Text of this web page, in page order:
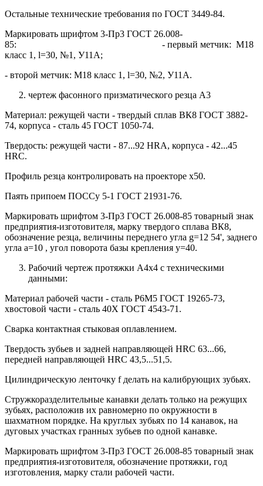
Остальные технические требования по ГОСТ 3449-84.
Маркировать шрифтом 3-Пр3 ГОСТ 26.008-
85: - первый метчик: М18
класс 1, l=30, №1, У11А;
- второй метчик: М18 класс 1, l=30, №2, У11А.
чертеж фасонного призматического резца А3
Материал: режущей части - твердый сплав ВК8 ГОСТ 3882-
74, корпуса - сталь 45 ГОСТ 1050-74.
Твердость: режущей части - 87...92 НRА, корпуса - 42...45
НRС.
Профиль резца контролировать на проекторе х50.
Паять припоем ПОССу 5-1 ГОСТ 21931-76.
Маркировать шрифтом 3-Пр3 ГОСТ 26.008-85 товарный знак
предприятия-изготовителя, марку твердого сплава ВК8,
обозначение резца, величины переднего угла g=12 54', заднего
угла a=10 , угол поворота базы крепления y=40.
Рабочий чертеж протяжки А4х4 с техническими
данными:
Материал рабочей части - сталь Р6М5 ГОСТ 19265-73,
хвостовой части - сталь 40Х ГОСТ 4543-71.
Сварка контактная стыковая оплавлением.
Твердость зубьев и задней направляющей HRC 63...66,
передней направляющей HRC 43,5...51,5.
Цилиндрическую ленточку f делать на калибрующих зубьях.
Стружкоразделительные канавки делать только на режущих
зубьях, расположив их равномерно по окружности в
шахматном порядке. На круглых зубьях по 14 канавок, на
дуговых участках гранных зубьев по одной канавке.
Маркировать шрифтом 3-Пр3 ГОСТ 26.008-85 товарный знак
предприятия-изготовителя, обозначение протяжки, год
изготовления, марку стали рабочей части.